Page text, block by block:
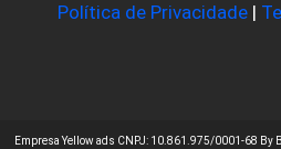
Política de Privacidade|
Empresa Yellow ads CNPJ: 10.861.975/0001-68 By